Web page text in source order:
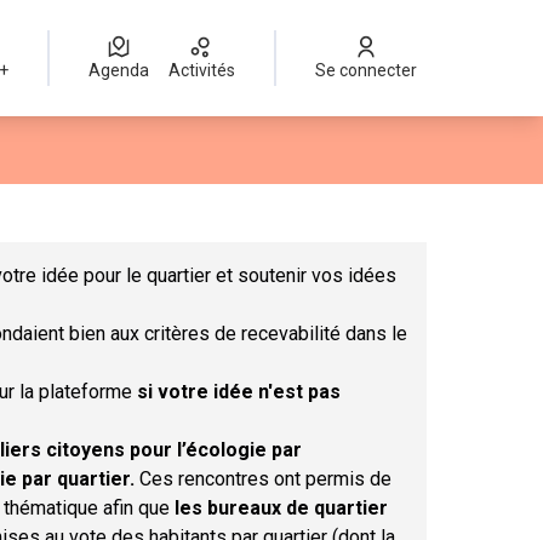
Agenda Activités Se connecter
idée pour le quartier et soutenir vos idées
bien aux critères de recevabilité dans le
la plateforme si votre idée n'est pas
citoyens pour l’écologie par
par quartier. Ces rencontres ont permis de
afin que les bureaux de quartier